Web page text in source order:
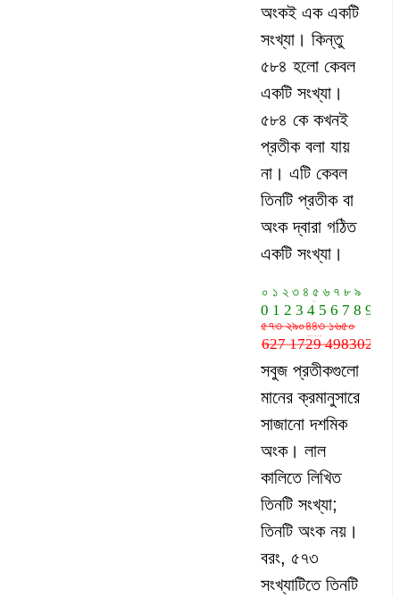
অংকই এক একটি
সংখ্যা। কিন্তু
৫৮৪ হলো কেবল
একটি সংখ্যা।
৫৮৪ কে কখনই
প্রতীক বলা যায়
না। এটি কেবল
তিনটি প্রতীক বা
অংক দ্বারা গঠিত
একটি সংখ্যা।
সবুজ প্রতীকগুলো
মানের ক্রমানুসারে
সাজানো দশমিক
অংক। লাল
কালিতে লিখিত
তিনটি সংখ্যা;
তিনটি অংক নয়।
বরং, ৫৭৩
সংখ্যাটিতে তিনটি